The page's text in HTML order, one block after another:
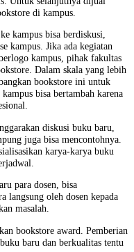
di kampus.
kampus bisa berdiskusi,
kampus. Jika ada kegiatan
kampus, pihak fakultas
Dalam skala yang lebih
bookstore ini untuk
bisa bertambah karena
diskusi buku baru,
juga bisa mencontohnya.
karya-karya buku
para dosen, bisa
langsung oleh dosen kepada
masalah.
bookstore award. Pemberian
baru dan berkualitas tentu